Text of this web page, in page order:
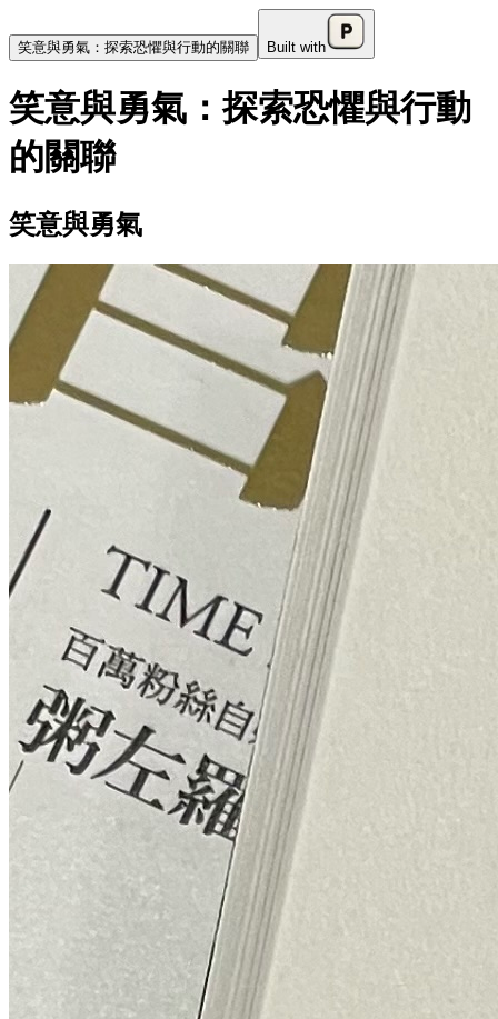
笑意與勇氣：探索恐懼與行動的關聯 Built with
笑意與勇氣：探索恐懼與行動
的關聯
笑意與勇氣